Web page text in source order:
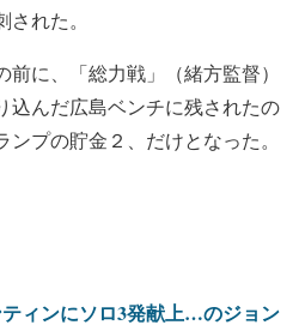
れた。
に、「総力戦」（緒方監督）
込んだ広島ベンチに残されたの
プの貯金２、だけとなった。
ィンにソロ3発献上…のジョン